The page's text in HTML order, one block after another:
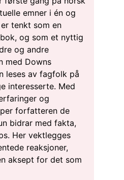
emner i én og
tenkt som en
og som et nyttig
og andre
med Downs
leses av fagfolk på
interesserte. Med
og
forfatteren de
bidrar med fakta,
Her vektlegges
reaksjoner,
aksept for det som